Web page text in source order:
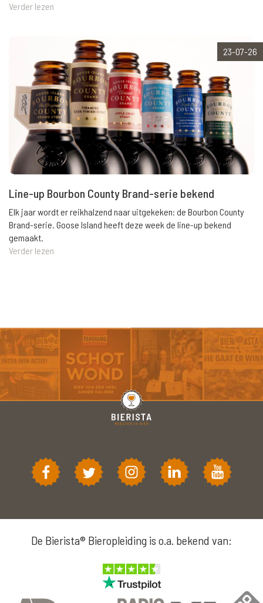
Verder lezen
23-07-26
Line-up Bourbon County Brand-serie bekend
Elk jaar wordt er reikhalzend naar uitgekeken: de Bourbon County
Brand-serie. Goose Island heeft deze week de line-up bekend
gemaakt.
Verder lezen
De Bierista® Bieropleiding is o.a. bekend van: